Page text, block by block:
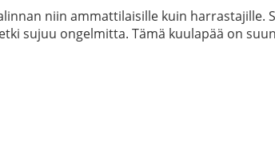
niin ammattilaisille kuin harrastajille.
sujuu ongelmitta. Tämä kuulapää on